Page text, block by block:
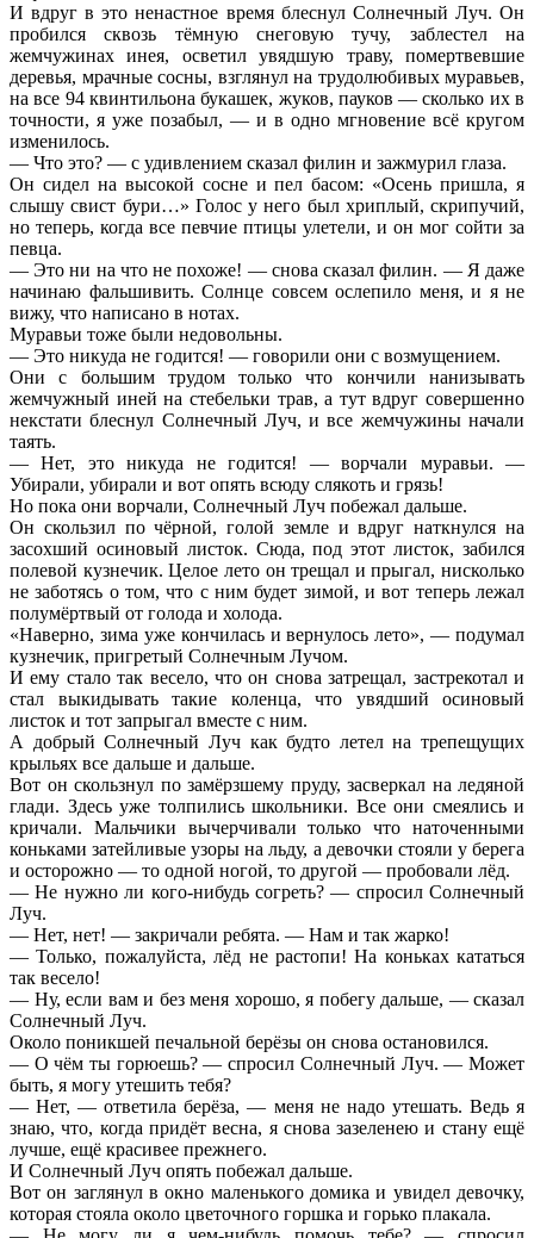
И вдруг в это ненастное время блеснул Солнечный Луч. Он
пробился сквозь тёмную снеговую тучу, заблестел на
жемчужинах инея, осветил увядшую траву, помертвевшие
деревья, мрачные сосны, взглянул на трудолюбивых муравьев,
на все 94 квинтильона букашек, жуков, пауков — сколько их в
точности, я уже позабыл, — и в одно мгновение всё кругом
изменилось.
— Что это? — с удивлением сказал филин и зажмурил глаза.
Он сидел на высокой сосне и пел басом: «Осень пришла, я
слышу свист бури…» Голос у него был хриплый, скрипучий,
но теперь, когда все певчие птицы улетели, и он мог сойти за
певца.
— Это ни на что не похоже! — снова сказал филин. — Я даже
начинаю фальшивить. Солнце совсем ослепило меня, и я не
вижу, что написано в нотах.
Муравьи тоже были недовольны.
— Это никуда не годится! — говорили они с возмущением.
Они с большим трудом только что кончили нанизывать
жемчужный иней на стебельки трав, а тут вдруг совершенно
некстати блеснул Солнечный Луч, и все жемчужины начали
таять.
— Нет, это никуда не годится! — ворчали муравьи. —
Убирали, убирали и вот опять всюду слякоть и грязь!
Но пока они ворчали, Солнечный Луч побежал дальше.
Он скользил по чёрной, голой земле и вдруг наткнулся на
засохший осиновый листок. Сюда, под этот листок, забился
полевой кузнечик. Целое лето он трещал и прыгал, нисколько
не заботясь о том, что с ним будет зимой, и вот теперь лежал
полумёртвый от голода и холода.
«Наверно, зима уже кончилась и вернулось лето», — подумал
кузнечик, пригретый Солнечным Лучом.
И ему стало так весело, что он снова затрещал, застрекотал и
стал выкидывать такие коленца, что увядший осиновый
листок и тот запрыгал вместе с ним.
А добрый Солнечный Луч как будто летел на трепещущих
крыльях все дальше и дальше.
Вот он скользнул по замёрзшему пруду, засверкал на ледяной
глади. Здесь уже толпились школьники. Все они смеялись и
кричали. Мальчики вычерчивали только что наточенными
коньками затейливые узоры на льду, а девочки стояли у берега
и осторожно — то одной ногой, то другой — пробовали лёд.
— Не нужно ли кого-нибудь согреть? — спросил Солнечный
Луч.
— Нет, нет! — закричали ребята. — Нам и так жарко!
— Только, пожалуйста, лёд не растопи! На коньках кататься
так весело!
— Ну, если вам и без меня хорошо, я побегу дальше, — сказал
Солнечный Луч.
Около поникшей печальной берёзы он снова остановился.
— О чём ты горюешь? — спросил Солнечный Луч. — Может
быть, я могу утешить тебя?
— Нет, — ответила берёза, — меня не надо утешать. Ведь я
знаю, что, когда придёт весна, я снова зазеленею и стану ещё
лучше, ещё красивее прежнего.
И Солнечный Луч опять побежал дальше.
Вот он заглянул в окно маленького домика и увидел девочку,
которая стояла около цветочного горшка и горько плакала.